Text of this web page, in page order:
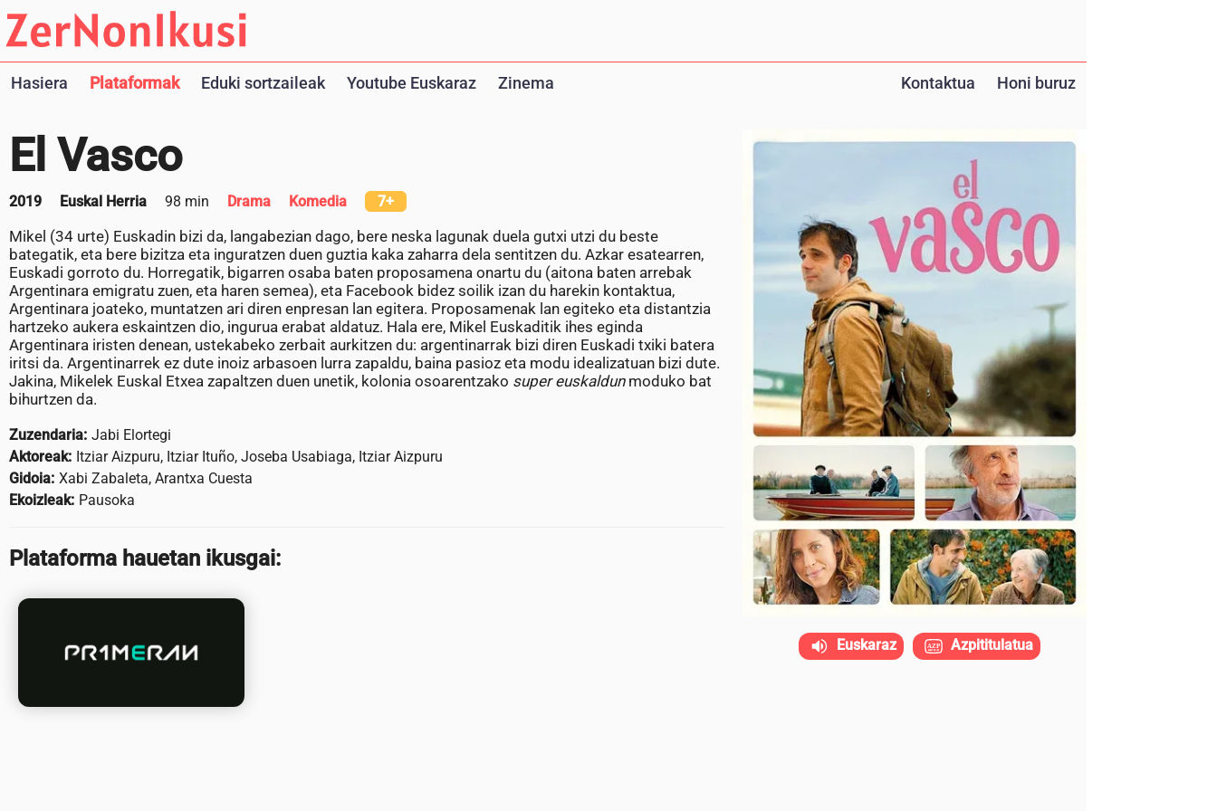
Hasiera Plataformak Eduki sortzaileak Youtube Euskaraz Zinema Kontaktua Honi buruz
El Vasco
2019 Euskal Herria 98 min Drama Komedia 7+
Mikel (34 urte) Euskadin bizi da, langabezian dago, bere neska lagunak duela gutxi utzi du beste
bategatik, eta bere bizitza eta inguratzen duen guztia kaka zaharra dela sentitzen du. Azkar esatearren,
Euskadi gorroto du. Horregatik, bigarren osaba baten proposamena onartu du (aitona baten arrebak
Argentinara emigratu zuen, eta haren semea), eta Facebook bidez soilik izan du harekin kontaktua,
Argentinara joateko, muntatzen ari diren enpresan lan egitera. Proposamenak lan egiteko eta distantzia
hartzeko aukera eskaintzen dio, ingurua erabat aldatuz. Hala ere, Mikel Euskaditik ihes eginda
Argentinara iristen denean, ustekabeko zerbait aurkitzen du: argentinarrak bizi diren Euskadi txiki batera
iritsi da. Argentinarrek ez dute inoiz arbasoen lurra zapaldu, baina pasioz eta modu idealizatuan bizi dute.
Jakina, Mikelek Euskal Etxea zapaltzen duen unetik, kolonia osoarentzako super euskaldunmoduko bat
bihurtzen da.
Zuzendaria: Jabi Elortegi
Aktoreak: Itziar Aizpuru, Itziar Ituño, Joseba Usabiaga, Itziar Aizpuru
Gidoia: Xabi Zabaleta, Arantxa Cuesta
Ekoizleak: Pausoka
Plataforma hauetan ikusgai:
Euskaraz Azpititulatua